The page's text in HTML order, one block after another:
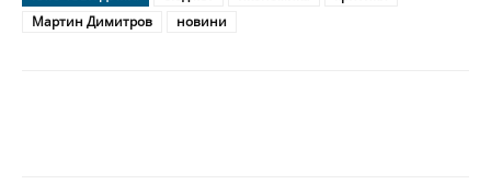
Мартин Димитров
новини